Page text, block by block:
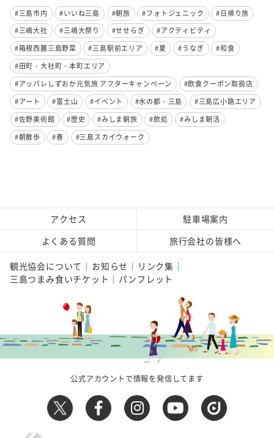
#三島市内 #いいね三島 #朝旅 #フォトジェニック
#日帰り旅
#三嶋大社
#三嶋大祭り #せせらぎ
#アクティビティ
#箱根西麓三島野菜
#三島駅前エリア #夏 #うなぎ
#和食
#田町・大社町・本町エリア
#アッパレしずおか元気旅 アフターキャンペーン
#飲食クーポン取扱店
#アート
#富士山 #イベント #水の都・三島
#三島広小路エリア
#佐野美術館
#歴史 #みしま朝旅 #飲処
#みしま朝活
#朝散歩
#春 #三島スカイウォーク
アクセス
駐車場案内
よくある質問
旅行会社の皆様へ
観光協会について お知らせ
リンク集
三島つまみ食いチケット
パンフレット
公式アカウントで情報を発信してます